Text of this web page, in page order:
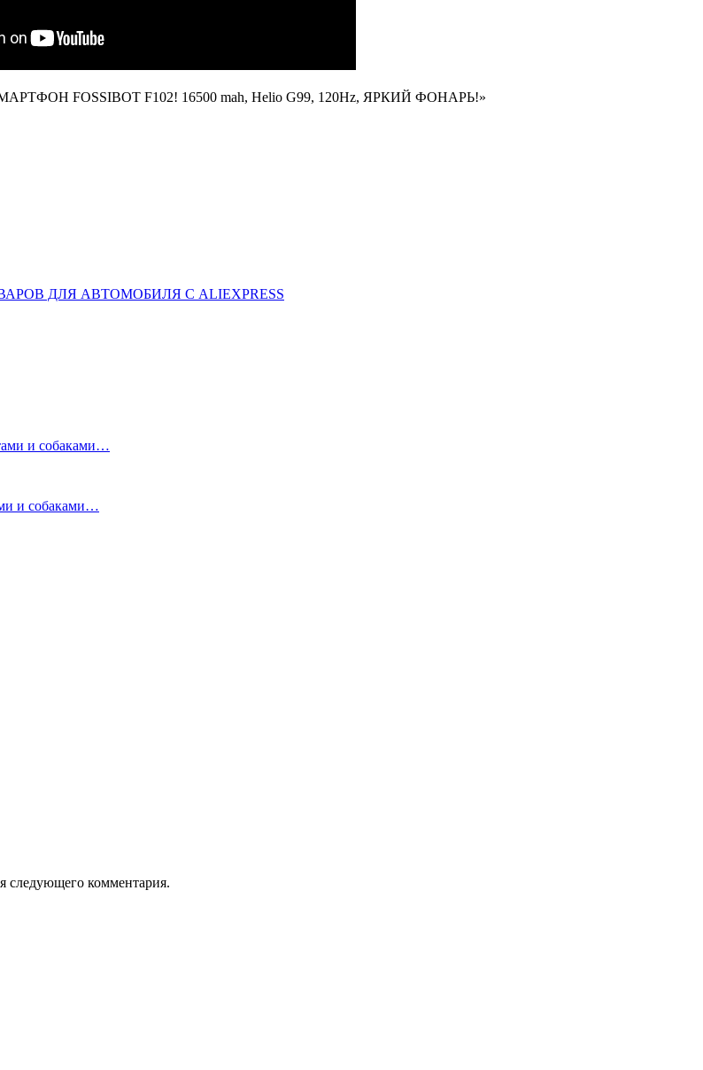
FOSSIBOT F102! 16500 mah, Helio G99, 120Hz, ЯРКИЙ ФОНАРЬ!»
ДЛЯ АВТОМОБИЛЯ С ALIEXPRESS
и собаками…
и собаками…
следующего комментария.